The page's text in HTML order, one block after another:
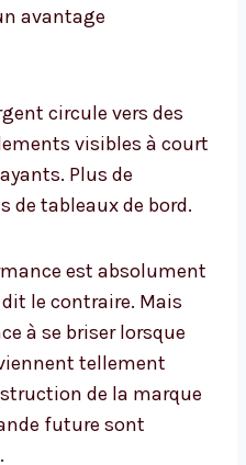
avantage
circule vers des
visibles à court
Plus de
de tableaux de bord.
est absolument
le contraire. Mais
à se briser lorsque
tellement
de la marque
future sont